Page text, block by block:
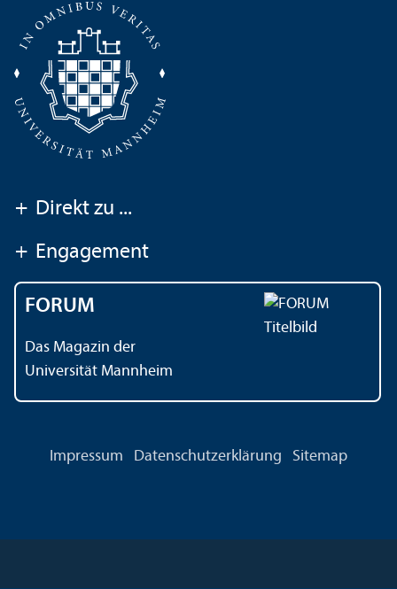
+ Direkt zu ...
+ Engagement
FORUM
Das Magazin der
Universität Mannheim
Impressum Datenschutz­erklärung Sitemap